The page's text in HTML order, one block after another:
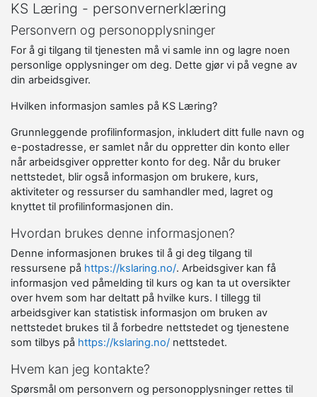
KS Læring - personvernerklæring
Personvern og personopplysninger
For å gi tilgang til tjenesten må vi samle inn og lagre noen
personlige opplysninger om deg. Dette gjør vi på vegne av
din arbeidsgiver.
Hvilken informasjon samles på KS Læring?
Grunnleggende profilinformasjon, inkludert ditt fulle navn og
e-postadresse, er samlet når du oppretter din konto eller
når arbeidsgiver oppretter konto for deg. Når du bruker
nettstedet, blir også informasjon om brukere, kurs,
aktiviteter og ressurser du samhandler med, lagret og
knyttet til profilinformasjonen din.
Hvordan brukes denne informasjonen?
Denne informasjonen brukes til å gi deg tilgang til
ressursene på https://kslaring.no/. Arbeidsgiver kan få
informasjon ved påmelding til kurs og kan ta ut oversikter
over hvem som har deltatt på hvilke kurs. I tillegg til
arbeidsgiver kan statistisk informasjon om bruken av
nettstedet brukes til å forbedre nettstedet og tjenestene
som tilbys på https://kslaring.no/ nettstedet.
Hvem kan jeg kontakte?
Spørsmål om personvern og personopplysninger rettes til